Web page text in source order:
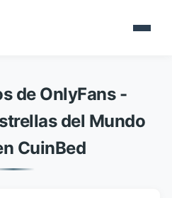
de OnlyFans -
del Mundo
CuinBed